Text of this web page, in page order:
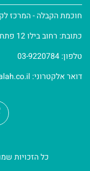
חוכמת הקבלה - המרכז
כתובת: רחוב בילו 12 פתח תקווה
טלפון: 03-9220784
דואר אלקטרוני:
כל הזכויות